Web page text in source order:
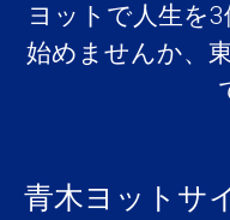
ヨットで人生を
始めませんか、
青木ヨットサ